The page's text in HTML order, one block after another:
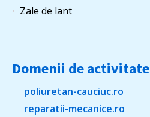
Zale de lant
Domenii de activitate
poliuretan-cauciuc.ro
reparatii-mecanice.ro